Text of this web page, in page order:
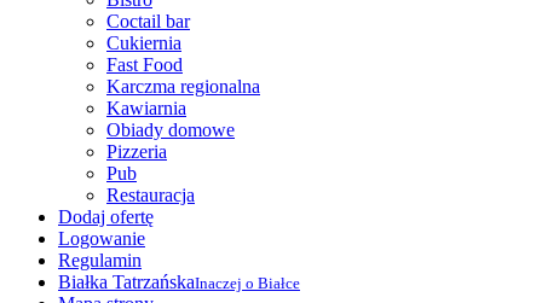
Coctail bar
Cukiernia
Fast Food
Karczma regionalna
Kawiarnia
Obiady domowe
Pizzeria
Pub
Restauracja
Dodaj ofertę
Logowanie
Regulamin
Białka TatrzańskaInaczej o Białce